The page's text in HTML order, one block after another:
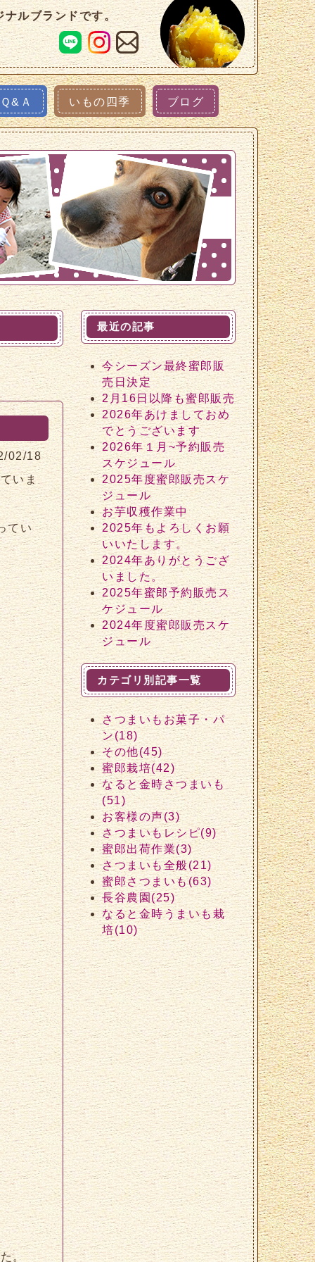
ナルブランドです。
Ｑ&Ａ いもの四季 ブログ
02/18
いま
てい
。
最近の記事
今シーズン最終蜜郎販
売日決定
2月16日以降も蜜郎販売
2026年あけましておめ
でとうございます
2026年１月~予約販売
スケジュール
2025年度蜜郎販売スケ
ジュール
お芋収穫作業中
2025年もよろしくお願
いいたします。
2024年ありがとうござ
いました。
2025年蜜郎予約販売ス
ケジュール
2024年度蜜郎販売スケ
ジュール
カテゴリ別記事一覧
さつまいもお菓子・パ
ン(18)
その他(45)
蜜郎栽培(42)
なると金時さつまいも
(51)
お客様の声(3)
さつまいもレシピ(9)
蜜郎出荷作業(3)
さつまいも全般(21)
蜜郎さつまいも(63)
長谷農園(25)
なると金時うまいも栽
培(10)